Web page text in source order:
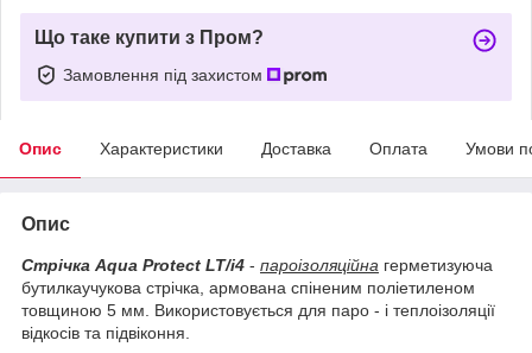
Що таке купити з Пром?
Замовлення під захистом
Опис Характеристики Доставка Оплата Умови
Опис
Стрічка Aqua Protect LT/i4 - пароізоляційна герметизуюча
бутилкаучукова стрічка, армована спіненим поліетиленом
товщиною 5 мм. Використовується для паро - і теплоізоляції
відкосів та підвіконня